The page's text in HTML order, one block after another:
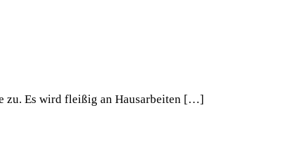
zu. Es wird fleißig an Hausarbeiten […]